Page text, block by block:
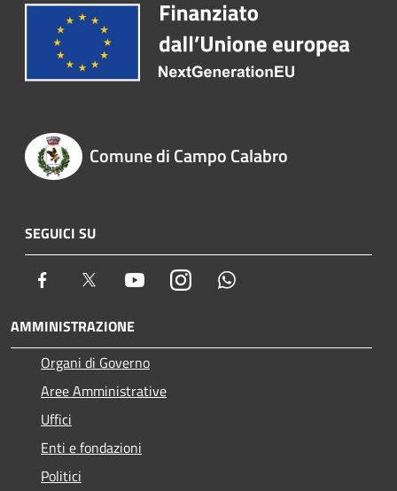
Comune di Campo Calabro
SEGUICI SU
Facebook Twitter YoutubeInstagram
AMMINISTRAZIONE
Organi di Governo
Aree Amministrative
Uffici
Enti e fondazioni
Politici